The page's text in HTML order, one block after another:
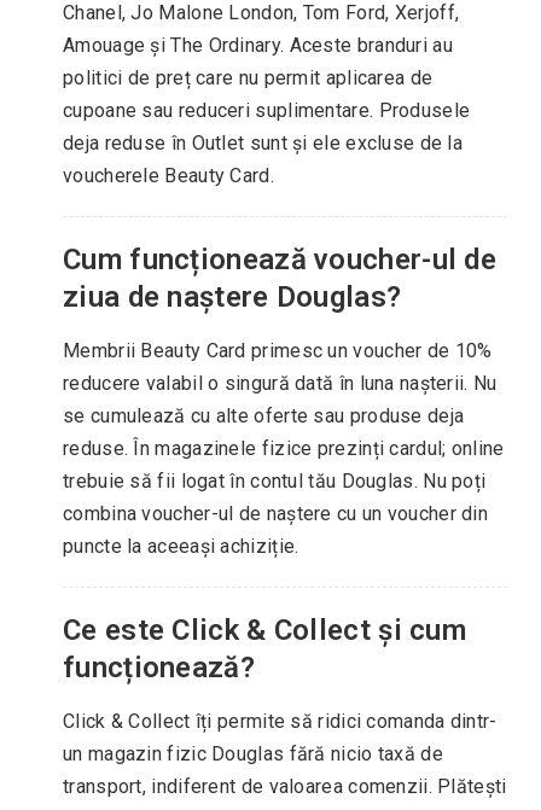
Chanel, Jo Malone London, Tom Ford, Xerjoff,
Amouage și The Ordinary. Aceste branduri au
politici de preț care nu permit aplicarea de
cupoane sau reduceri suplimentare. Produsele
deja reduse în Outlet sunt și ele excluse de la
voucherele Beauty Card.
Cum funcționează voucher-ul de
ziua de naștere Douglas?
Membrii Beauty Card primesc un voucher de 10%
reducere valabil o singură dată în luna nașterii. Nu
se cumulează cu alte oferte sau produse deja
reduse. În magazinele fizice prezinți cardul; online
trebuie să fii logat în contul tău Douglas. Nu poți
combina voucher-ul de naștere cu un voucher din
puncte la aceeași achiziție.
Ce este Click & Collect și cum
funcționează?
Click & Collect îți permite să ridici comanda dintr-
un magazin fizic Douglas fără nicio taxă de
transport, indiferent de valoarea comenzii. Plătești